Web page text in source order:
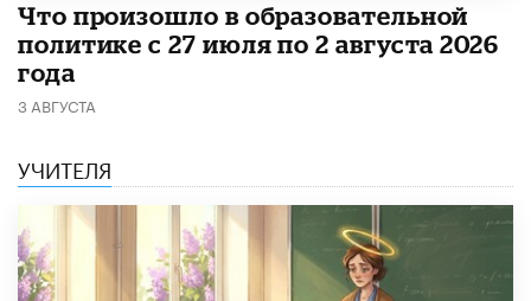
​Что произошло в образовательной
политике с 27 июля по 2 августа 2026
года
3 АВГУСТА
УЧИТЕЛЯ